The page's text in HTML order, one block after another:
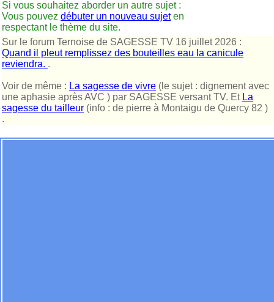
Si vous souhaitez aborder un autre sujet :
Vous pouvez débuter un nouveau sujeten
respectant le thème du site.
Sur le forum Ternoise de SAGESSE TV 16 juillet 2026 :
Quand il pleut remplissez des bouteilles eau la canicule
reviendra. .
Voir de même : La sagesse de vivre (le sujet : dignement avec
une aphasie après AVC ) par SAGESSE versant TV. Et La
sagesse du tailleur (info : de pierre à Montaigu de Quercy 82 )
.